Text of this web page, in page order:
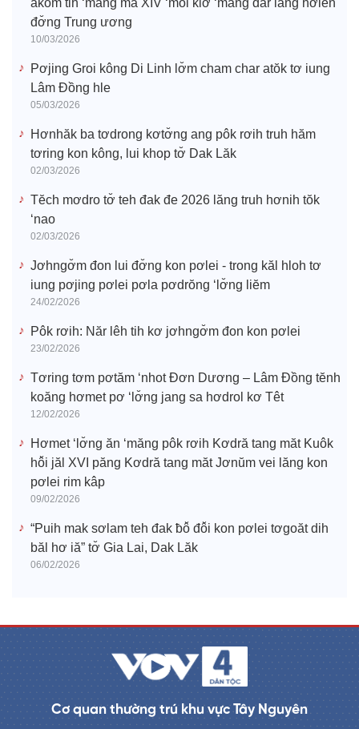
akŏm tih ‘măng mă XIV ‘moi kiơ̆ ‘măng dăr lăng hơlen
đơ̆ng Trung ương
10/03/2026
Pơjing Groi kông Di Linh lơ̆m cham char atŏk tơ iung
Lâm Đồng hle
05/03/2026
Hơnhăk ba tơdrong kơtơ̆ng ang pôk rơih truh hăm
tơring kon kông, lui khop tơ̆ Dak Lăk
02/03/2026
Tĕch mơdro tơ̆ teh đak đe 2026 lăng truh hơnih tŏk
‘nao
02/03/2026
Jơhngơ̆m đon lui đơ̆ng kon pơlei - trong kăl hloh tơ
iung pơjing pơlei pơla pơdrŏng ‘lơ̆ng liĕm
24/02/2026
Pôk rơih: Năr lêh tih kơ jơhngơ̆m đon kon pơlei
23/02/2026
Tơring tơm pơtăm ‘nhot Đơn Dương – Lâm Đồng tĕnh
koăng hơmet pơ ‘lơ̆ng jang sa hơdrol kơ Têt
12/02/2026
Hơmet ‘lơ̆ng ăn ‘măng pôk rơih Kơdră tang măt Kuôk
hô̆i jăl XVI păng Kơdră tang măt Jơnŭm vei lăng kon
pơlei rim kâp
09/02/2026
“Puih mak sơlam teh đak ƀô̆ đô̆i kon pơlei tơgoăt dih
băl hơ iă” tơ̆ Gia Lai, Dak Lăk
06/02/2026
Cơ quan thường trú khu vực Tây Nguyên